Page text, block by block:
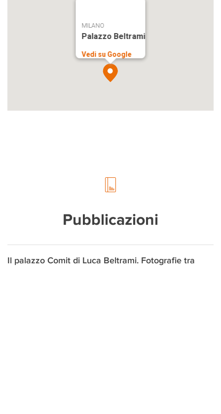
MILANO
Palazzo Beltrami
Vedi su Google
Pubblicazioni
Il palazzo Comit di Luca Beltrami. Fotografie tra